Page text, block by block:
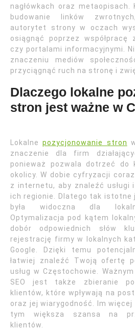
nagłówkach oraz
budowanie linków
autorytet strony w oczach
osiągnąć poprzez współpracę
czy portalami informacyjnymi.
znaczeniu mediów
przyciągnąć ruch na stronę i
Dlaczego lokalne
stron jest ważne w
Lokalnepozycjonowanie stron
znaczenie dla firm
ponieważ pozwala dotrzeć do
okolicy. W dobie cyfryzacji
z internetu, aby znaleźć usługi
ich regionie. Dlatego tak istotne
była widoczna dla
Optymalizacja pod kątem
dobór odpowiednich słów
rejestrację firmy w lokalnych
Google. Dzięki temu
łatwiej znaleźć Twoją ofertę
usług w Częstochowie.
SEO jest także zbieranie
klientów, które wpływają na
oraz jej wiarygodność. Im
tym większa szansa na
klientów.